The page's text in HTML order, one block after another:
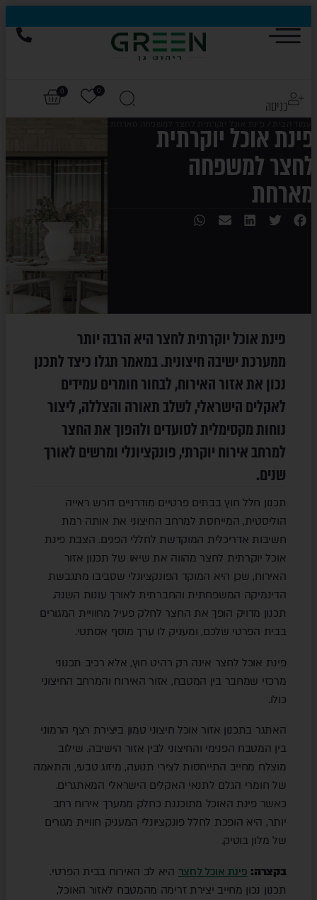
כניסה
0
0
פינת אוכל יוקרתית
לחצר למשפחה
מארחת
פינת אוכל יוקרתית לחצר היא הרבה יותר
ממערכת ישיבה חיצונית. במאמר תגלו כיצד לתכנן
נכון את אזור האירוח, לבחור חומרים עמידים
לאקלים הישראלי, לשלב תאורה והצללה, ליצור
נוחות מקסימלית לסועדים ולהפוך את החצר
למרחב אירוח יוקרתי, פונקציונלי ומרשים לאורך
שנים.
תכנון חלל חוץ בבתים פרטיים מודרניים דורש ראייה
הוליסטית, המייחסת למרחב החיצוני את אותה רמת
חשיבות אדריכלית המוקדשת לחללי הפנים. הצבת פינת
אוכל יוקרתית לחצר מהווה את שיאו של תכנון אזור
האירוח, שכן היא המוקד הפונקציונלי שסביבו מתגבשת
הדינמיקה המשפחתית והחברתית לאורך עונות השנה.
תכנון מדויק הופך את החצר לחלק פעיל מחוויית המגורים
בבית הפרטי שלכם, ומעניק לו ערך מוסף אסתטי.
פינת אוכל לחצר אינה רק רהיט חוץ, אלא רכיב תכנוני
מרכזי שמחבר בין המטבח, אזור האירוח והמרחב החיצוני
כולו.
האתגר בתכנון אזור אוכל חיצוני טמון ביצירת רצף הרמוני
בין המטבח הפנימי והחיצוני לבין אזור הישיבה. שילוב
מוצלח מחייב התייחסות לצירי תנועה, מיזוג טבעי, והתאמה
של חומרי הגלם לתנאי האקלים הישראלי המאתגרים.
כאשר פינת האוכל מתוכננת כחלק ממערך אירוח רחב
יותר, היא הופכת לחלל פונקציונלי המעניק חוויית מגורים
של מלון בוטיק.
בקצרה: פינת אוכל לחצר היא לב האירוח בבית הפרטי.
תכנון נכון מחייב יצירת זרימה מהמטבח לאזור האוכל,